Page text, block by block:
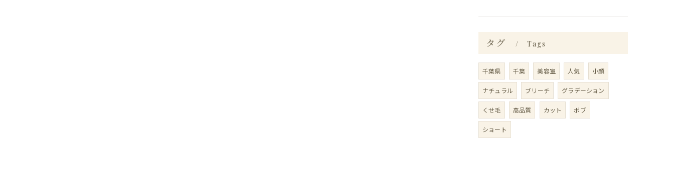
タグ Tags
千葉県 千葉 美容室 人気 小顔
ナチュラル ブリーチ グラデーション
くせ毛 高品質 カット ボブ
ショート